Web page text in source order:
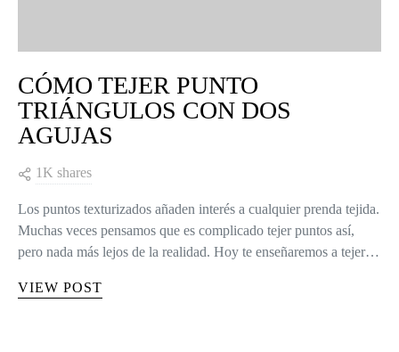
CÓMO TEJER PUNTO
TRIÁNGULOS CON DOS
AGUJAS
1K shares
Los puntos texturizados añaden interés a cualquier prenda tejida.
Muchas veces pensamos que es complicado tejer puntos así,
pero nada más lejos de la realidad. Hoy te enseñaremos a tejer…
VIEW POST